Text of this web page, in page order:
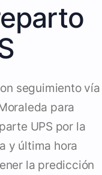
seguimiento vía
para
UPS por la
y última hora
la predicción